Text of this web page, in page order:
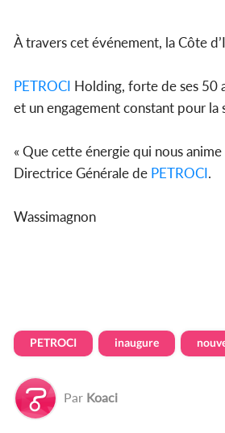
À travers cet événement, la Côte
PETROCI Holding, forte de ses 50
et un engagement constant pour
« Que cette énergie qui nous
Directrice Générale de PETROCI.
Wassimagnon
PETROCI inaugure
Par Koaci